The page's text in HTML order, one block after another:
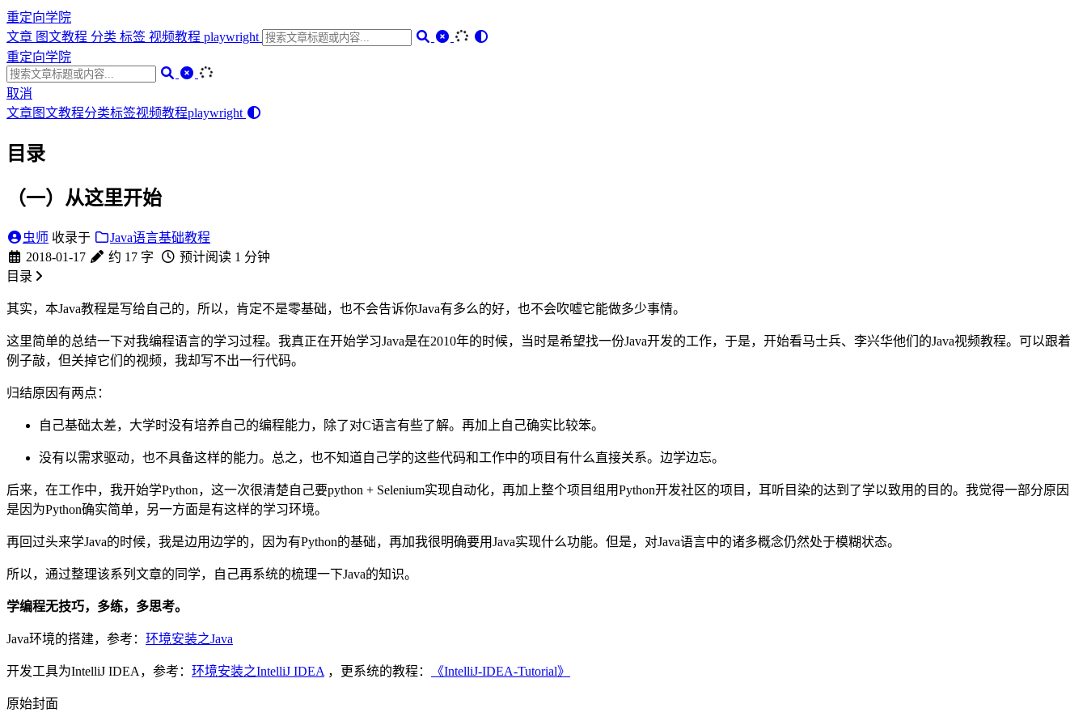
重定向学院
文章 图文教程 分类 标签 视频教程 playwright
重定向学院
取消
文章图文教程分类标签视频教程playwright
目录
（一）从这里开始
虫师 收录于
Java语言基础教程
2018-01-17
约 17 字
预计阅读 1 分钟
目录
其实，本Java教程是写给自己的，所以，肯定不是零基础，也不会告诉你Java有多么的好，也不会吹嘘它能做多少事情。
这里简单的总结一下对我编程语言的学习过程。我真正在开始学习Java是在2010年的时候，当时是希望找一份Java开发的工作，于是，开始看马士兵、李兴华他们的Java视频教程。可以跟着
例子敲，但关掉它们的视频，我却写不出一行代码。
归结原因有两点：
自己基础太差，大学时没有培养自己的编程能力，除了对C语言有些了解。再加上自己确实比较笨。
没有以需求驱动，也不具备这样的能力。总之，也不知道自己学的这些代码和工作中的项目有什么直接关系。边学边忘。
后来，在工作中，我开始学Python，这一次很清楚自己要python + Selenium实现自动化，再加上整个项目组用Python开发社区的项目，耳听目染的达到了学以致用的目的。我觉得一部分原因
是因为Python确实简单，另一方面是有这样的学习环境。
再回过头来学Java的时候，我是边用边学的，因为有Python的基础，再加我很明确要用Java实现什么功能。但是，对Java语言中的诸多概念仍然处于模糊状态。
所以，通过整理该系列文章的同学，自己再系统的梳理一下Java的知识。
学编程无技巧，多练，多思考。
Java环境的搭建，参考： 环境安装之Java
开发工具为IntelliJ IDEA，参考： 环境安装之IntelliJ IDEA ，更系统的教程： 《IntelliJ-IDEA-Tutorial》
原始封面